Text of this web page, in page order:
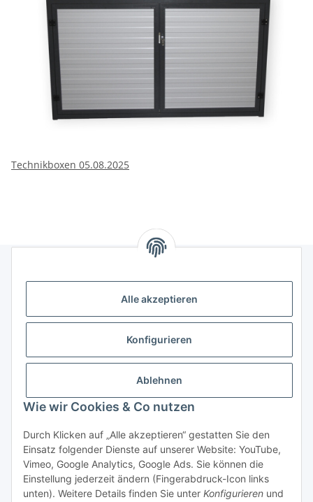
Alle akzeptieren
Konfigurieren
Ablehnen
Wie wir Cookies & Co nutzen
Durch Klicken auf „Alle akzeptieren“ gestatten Sie den
Einsatz folgender Dienste auf unserer Website: YouTube,
Vimeo, Google Analytics, Google Ads. Sie können die
Einstellung jederzeit ändern (Fingerabdruck-Icon links
unten). Weitere Details finden Sie unter Konfigurieren und
Technikboxen 05.08.2025
Vertrag widerrufen